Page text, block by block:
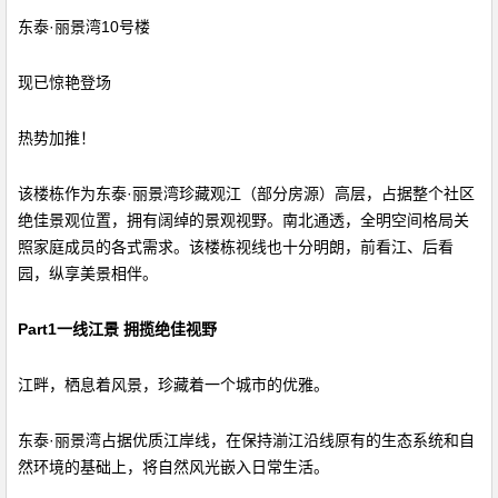
东泰·丽景湾10号楼
现已惊艳登场
热势加推！
该楼栋作为东泰·丽景湾珍藏观江（部分房源）高层，占据整个社区
绝佳景观位置，拥有阔绰的景观视野。南北通透，全明空间格局关
照家庭成员的各式需求。该楼栋视线也十分明朗，前看江、后看
园，纵享美景相伴。
Part1一线江景 拥揽绝佳视野
江畔，栖息着风景，珍藏着一个城市的优雅。
东泰·丽景湾占据优质江岸线，在保持湔江沿线原有的生态系统和自
然环境的基础上，将自然风光嵌入日常生活。